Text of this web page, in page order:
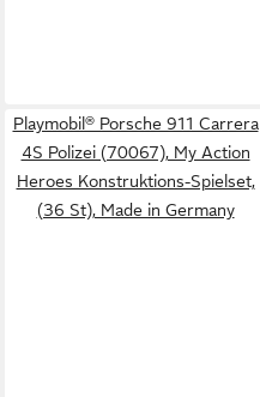
Playmobil® Porsche 911 Carrera
4S Polizei (70067), My Action
Heroes Konstruktions-Spielset,
(36 St), Made in Germany